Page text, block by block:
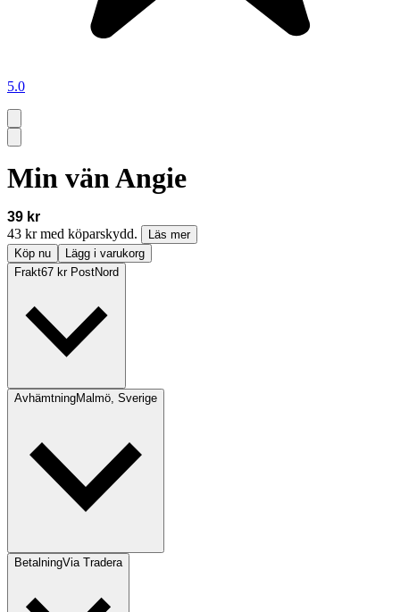
5.0
Min vän Angie
39 kr
43 kr med köparskydd.
Läs mer
Köp nu
Lägg i varukorg
Frakt67 kr PostNord
AvhämtningMalmö, Sverige
BetalningVia Tradera